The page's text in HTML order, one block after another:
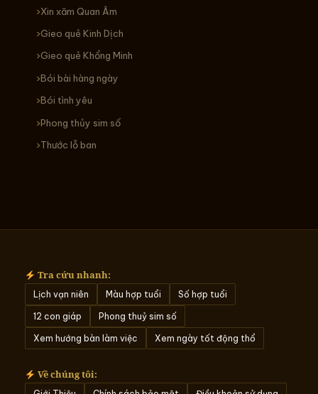
Xin xăm Quan Âm
Gieo quẻ Kinh Dịch
Gieo quẻ Khổng Minh
Bói bài hàng ngày
Bói tình yêu
Phong thủy sim số
Thước lỗ ban
Tra cứu nhanh:
Lịch vạn niên Màu hợp tuổi Số hợp tuổi
12 con giáp Phong thuỷ sim số
Xem hướng bàn làm việc Xem ngày tốt động thổ
Về chúng tôi: